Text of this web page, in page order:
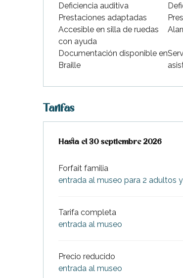
Deficiencia auditiva
Prestaciones adaptadas
Accesible en silla de ruedas
con ayuda
Documentación disponible en
Braille
Tarifas
Desde 4 abril 2026hasta30
Hasta el30 septiembre 2026
Forfait familia
entrada al museo para 2 adultos
Tarifa completa
entrada al museo
Precio reducido
entrada al museo